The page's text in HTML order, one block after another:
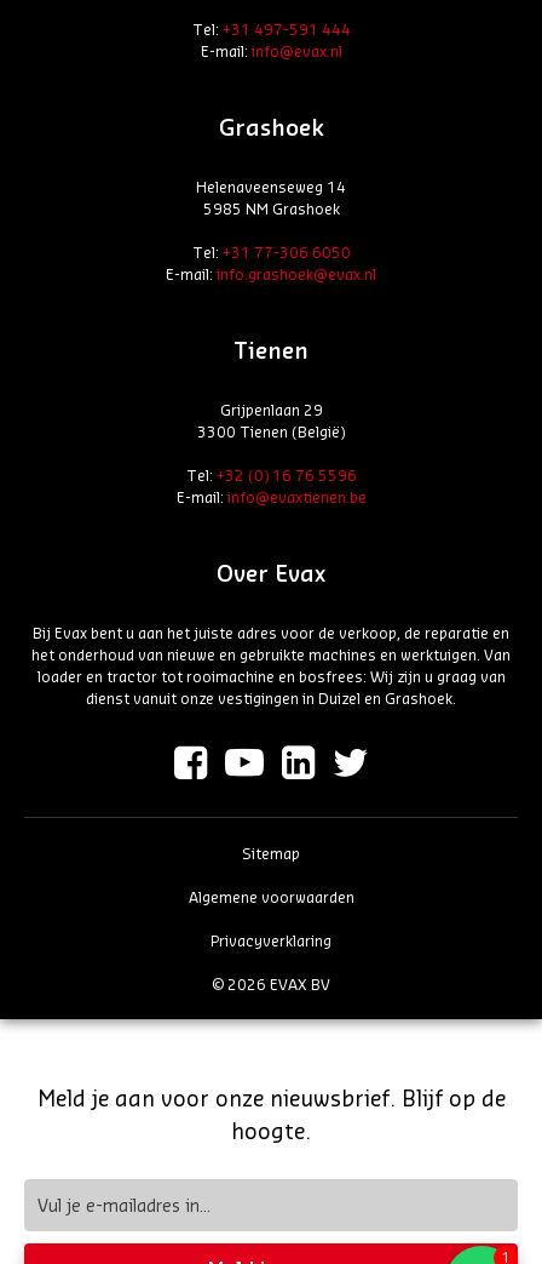
Tel: +31 497-591 444
E-mail:info@evax.nl
Grashoek
Helenaveenseweg 14
5985 NM Grashoek
Tel: +31 77-306 6050
E-mail:info.grashoek@evax.nl
Tienen
Grijpenlaan 29
3300 Tienen (België)
Tel: +32 (0) 16 76 5596
E-mail:info@evaxtienen.be
Over Evax
Bij Evax bent u aan het juiste adres voor de verkoop, de reparatie en
het onderhoud van nieuwe en gebruikte machines en werktuigen. Van
loader en tractor tot rooimachine en bosfrees: Wij zijn u graag van
dienst vanuit onze vestigingen in Duizel en Grashoek.
© 2026 EVAX BV
Sitemap
Algemene voorwaarden
Privacyverklaring
Meld je aan voor onze nieuwsbrief. Blijf op de
hoogte.